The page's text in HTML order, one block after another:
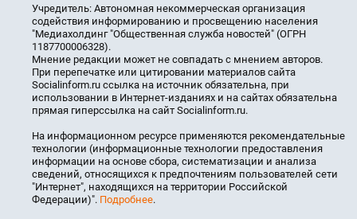
Учредитель: Автономная некоммерческая организация
содействия информированию и просвещению населения
"Медиахолдинг "Общественная служба новостей" (ОГРН
1187700006328).
Мнение редакции может не совпадать с мнением авторов.
При перепечатке или цитировании материалов сайта
Socialinform.ru ссылка на источник обязательна, при
использовании в Интернет-изданиях и на сайтах обязательна
прямая гиперссылка на сайт Socialinform.ru.
На информационном ресурсе применяются рекомендательные
технологии (информационные технологии предоставления
информации на основе сбора, систематизации и анализа
сведений, относящихся к предпочтениям пользователей сети
"Интернет", находящихся на территории Российской
Федерации)". Подробнее.